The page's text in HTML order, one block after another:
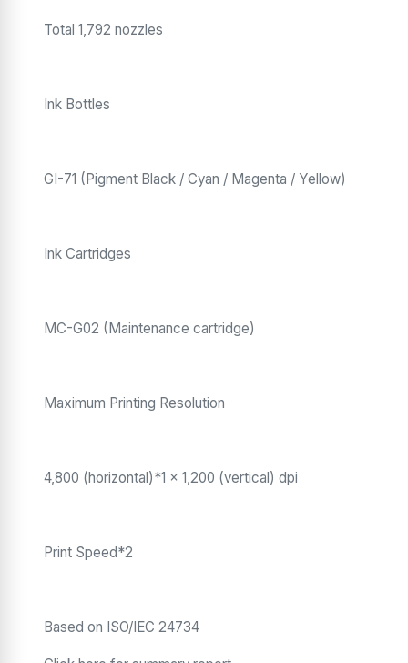
Total 1,792 nozzles
Ink Bottles
GI-71 (Pigment Black / Cyan / Magenta / Yellow)
Ink Cartridges
MC-G02 (Maintenance cartridge)
Maximum Printing Resolution
4,800 (horizontal)*1 x 1,200 (vertical) dpi
Print Speed*2
Based on ISO/IEC 24734